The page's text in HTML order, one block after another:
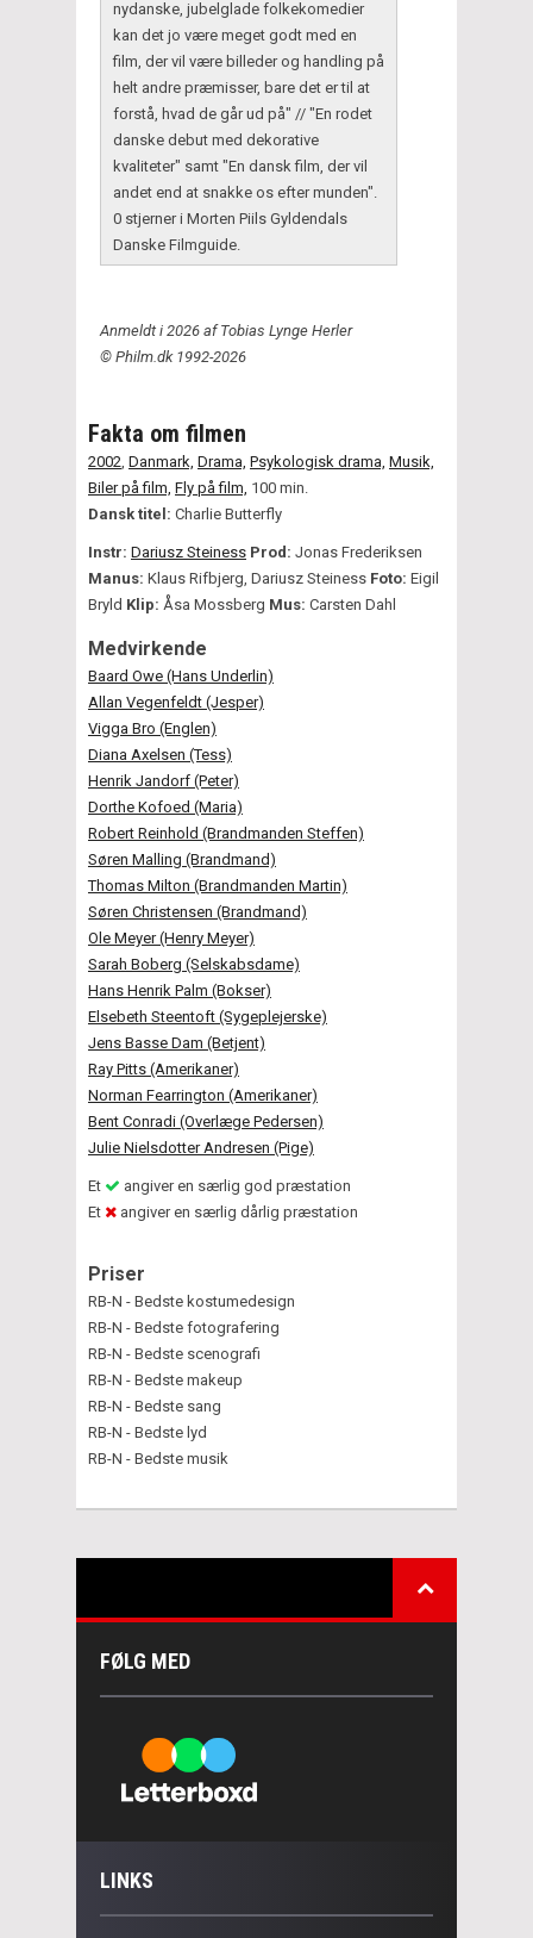
nydanske, jubelglade folkekomedier
kan det jo være meget godt med en
film, der vil være billeder og handling på
helt andre præmisser, bare det er til at
forstå, hvad de går ud på" // "En rodet
danske debut med dekorative
kvaliteter" samt "En dansk film, der vil
andet end at snakke os efter munden".
0 stjerner i Morten Piils Gyldendals
Danske Filmguide.
Anmeldt i 2026 af Tobias Lynge Herler
© Philm.dk 1992-2026
Fakta om filmen
2002 Danmark, Drama, Psykologisk drama, Musik,
Biler på film, Fly på film, 100 min.
Dansk titel: Charlie Butterfly
Instr: Dariusz Steiness Prod: Jonas Frederiksen
Manus: Klaus Rifbjerg, Dariusz Steiness Foto: Eigil
Bryld Klip: Åsa Mossberg Mus: Carsten Dahl
Medvirkende
Baard Owe (Hans Underlin)
Allan Vegenfeldt (Jesper)
Vigga Bro (Englen)
Diana Axelsen (Tess)
Henrik Jandorf (Peter)
Dorthe Kofoed (Maria)
Robert Reinhold (Brandmanden Steffen)
Søren Malling (Brandmand)
Thomas Milton (Brandmanden Martin)
Søren Christensen (Brandmand)
Ole Meyer (Henry Meyer)
Sarah Boberg (Selskabsdame)
Hans Henrik Palm (Bokser)
Elsebeth Steentoft (Sygeplejerske)
Jens Basse Dam (Betjent)
Ray Pitts (Amerikaner)
Norman Fearrington (Amerikaner)
Bent Conradi (Overlæge Pedersen)
Julie Nielsdotter Andresen (Pige)
Et
angiver en særlig god præstation
Et
angiver en særlig dårlig præstation
Priser
RB-N - Bedste kostumedesign
RB-N - Bedste fotografering
RB-N - Bedste scenografi
RB-N - Bedste makeup
RB-N - Bedste sang
RB-N - Bedste lyd
RB-N - Bedste musik
FØLG MED
LINKS